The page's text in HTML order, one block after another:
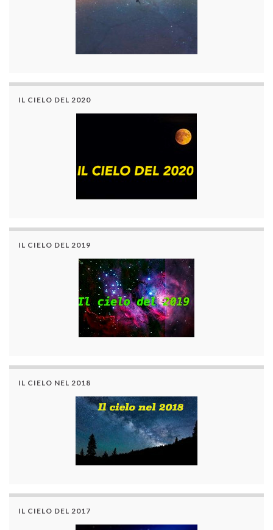
IL CIELO DEL 2020
IL CIELO DEL 2019
IL CIELO NEL 2018
IL CIELO DEL 2017